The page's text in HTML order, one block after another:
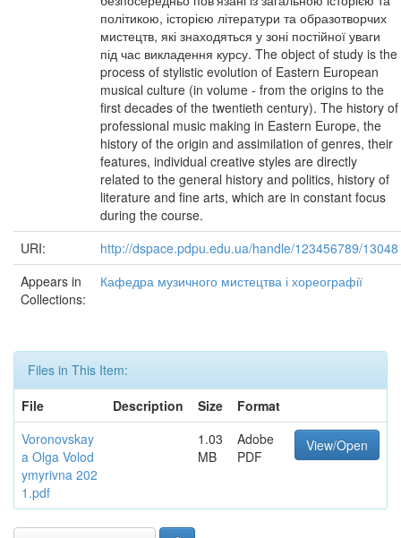
політикою, історією літератури та образотворчих
мистецтв, які знаходяться у зоні постійної уваги
під час викладення курсу. The object of study is the
process of stylistic evolution of Eastern European
musical culture (in volume - from the origins to the
first decades of the twentieth century). The history of
professional music making in Eastern Europe, the
history of the origin and assimilation of genres, their
features, individual creative styles are directly
related to the general history and politics, history of
literature and fine arts, which are in constant focus
during the course.
URI:
http://dspace.pdpu.edu.ua/handle/123456789/13048
Appears in
Collections:
Кафедра музичного мистецтва і хореографії
Files in This Item:
File
Description Size
Format
Voronovskay
a Olga Volod
ymyrivna 202
1.pdf
1.03
MB
Adobe
PDF
View/Open